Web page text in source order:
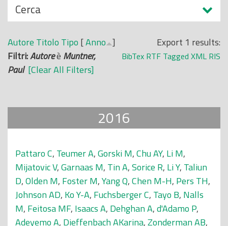
N
a
s
c
o
n
i
Cerca
Export 1 results:
BibTex RTF Tagged XML RIS
Autore Titolo Tipo [Anno ]
Filtri:Autoreè Muntner,
Paul [Clear All Filters]
2016
Pattaro C, Teumer A,Gorski M,Chu AY, Li M,
Mijatovic V,Garnaas M, Tin A,Sorice R, Li Y, Taliun
D,Olden M, Foster M,Yang Q,Chen M-H, Pers TH,
Johnson AD, Ko Y-A, Fuchsberger C, Tayo B, Nalls
M, Feitosa MF, Isaacs A, Dehghan A,d'Adamo P,
Adeyemo A, Dieffenbach AKarina,Zonderman AB,